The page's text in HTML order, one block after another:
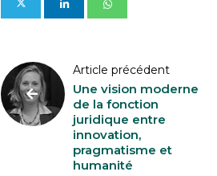
Article précédent
Une vision moderne
de la fonction
juridique entre
innovation,
pragmatisme et
humanité